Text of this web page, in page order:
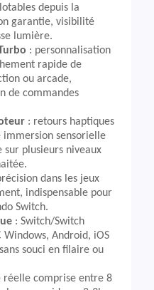
depuis la
garantie, visibilité
lumière.
: personnalisation
rapide de
ou arcade,
de commandes
: retours haptiques
sensorielle
sur plusieurs niveaux
dans les jeux
indispensable pour
Switch.
: Switch/Switch
Windows, Android, iOS
souci en filaire ou
réelle comprise entre 8